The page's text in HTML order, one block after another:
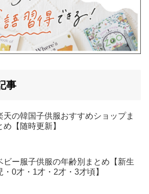
事
天の韓国子供服おすすめショップま
め【随時更新】
ビー服子供服の年齢別まとめ【新生
・0才・1才・2才・3才頃】